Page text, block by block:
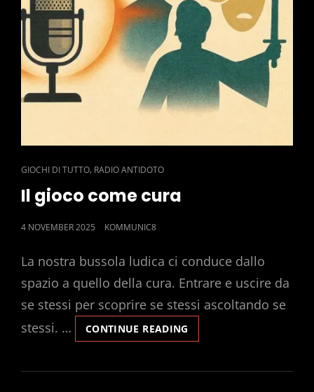
CAT
LINKS
GIOCHI DI TUTTO, RADIO ANTIDOTO
Il gioco come cura
POSTED
4 NOVEMBER 2025 KOMMUNIC8
La nostra bussola ludica ci conduce dallo
spazio a quello della cura. Entrare e uscire da
se stessi per scoprire se stessi ascoltando se
stessi. …
CONTINUE READING
GIOCO
CURA